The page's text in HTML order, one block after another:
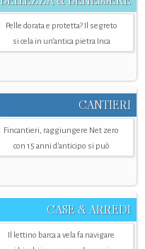
Pelle dorata e protetta? Il segreto
si cela in un’antica pietra Inca
CANTIERI
Fincantieri, raggiungere Net zero
con 15 anni d'anticipo si può
CASE & ARREDI
Il lettino barca a vela fa navigare